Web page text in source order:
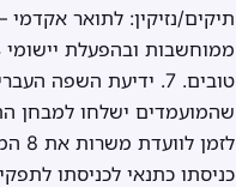
שהמועמדים ישלחו למבחן
כניסתו כתנאי לכניסתו